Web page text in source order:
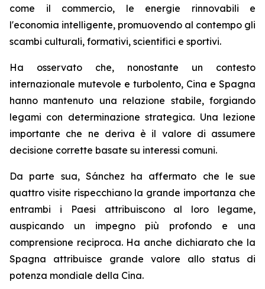
come il commercio, le energie rinnovabili e
l'economia intelligente, promuovendo al contempo gli
scambi culturali, formativi, scientifici e sportivi.
Ha osservato che, nonostante un contesto
internazionale mutevole e turbolento, Cina e Spagna
hanno mantenuto una relazione stabile, forgiando
legami con determinazione strategica. Una lezione
importante che ne deriva è il valore di assumere
decisione corrette basate su interessi comuni.
Da parte sua, Sánchez ha affermato che le sue
quattro visite rispecchiano la grande importanza che
entrambi i Paesi attribuiscono al loro legame,
auspicando un impegno più profondo e una
comprensione reciproca. Ha anche dichiarato che la
Spagna attribuisce grande valore allo status di
potenza mondiale della Cina.